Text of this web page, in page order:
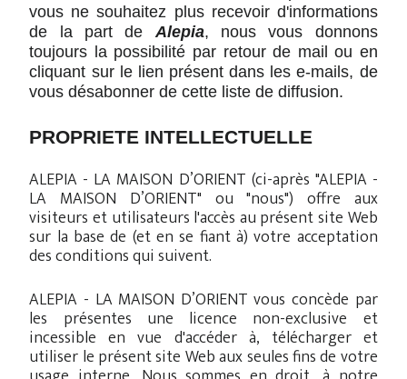
vous ne souhaitez plus recevoir d'informations
de la part deAlepia, nous vous donnons
toujours la possibilité par retour de mail ou en
cliquant sur le lien présent dans les e-mails, de
vous désabonner de cette liste de diffusion.
PROPRIETE INTELLECTUELLE
ALEPIA - LA MAISON D’ORIENT (ci-après "ALEPIA -
LA MAISON D’ORIENT" ou "nous") offre aux
visiteurs et utilisateurs l'accès au présent site Web
sur la base de (et en se fiant à) votre acceptation
des conditions qui suivent.
ALEPIA - LA MAISON D’ORIENT vous concède par
les présentes une licence non-exclusive et
incessible en vue d'accéder à, télécharger et
utiliser le présent site Web aux seules fins de votre